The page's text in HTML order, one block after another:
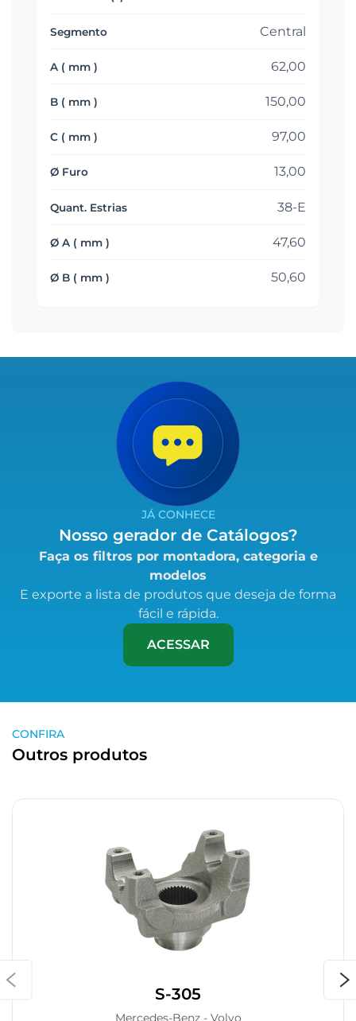
Central
62,00
150,00
97,00
13,00
38-E
47,60
50,60
JÁ CONHECE
Nosso gerador de Catálogos?
Faça os filtros por montadora, categoria e
modelos
E exporte a lista de produtos que deseja de forma
fácil e rápida.
ACESSAR
CONFIRA
Outros produtos
S-305
Mercedes-Benz - Volvo